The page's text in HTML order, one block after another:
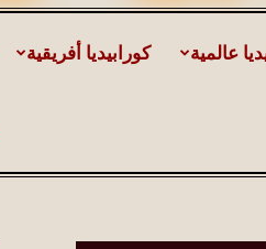
كورابيديا أفريقية عالمية